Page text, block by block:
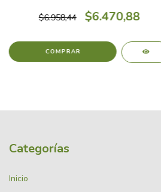
$6.958,44 $6.470,88
Categorías
Inicio